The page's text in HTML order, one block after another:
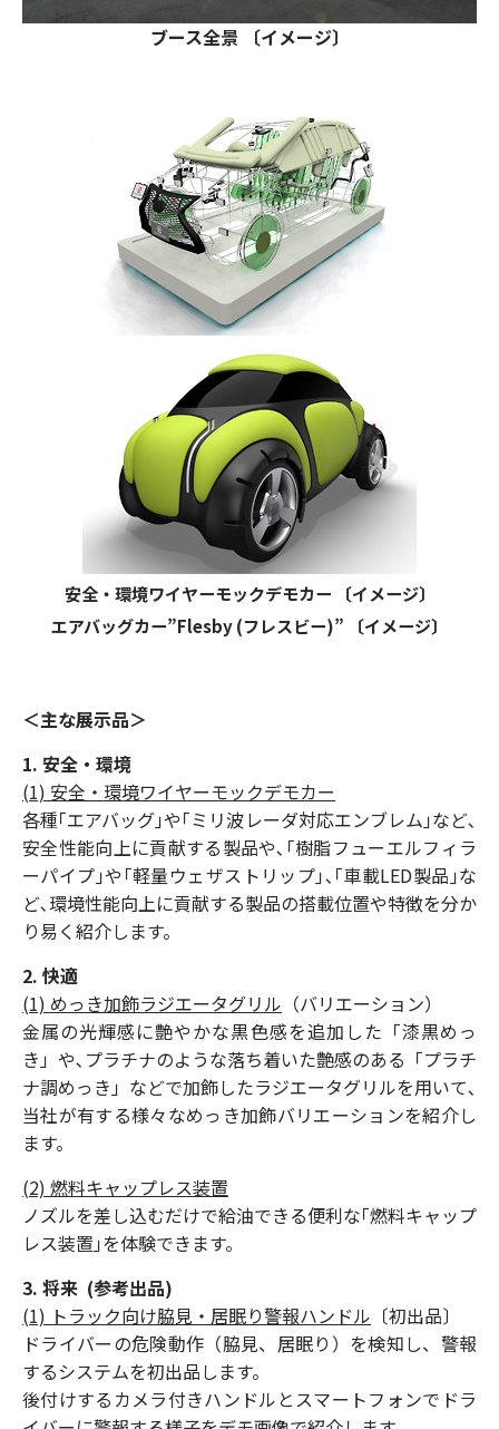
ブース全景 〔イメージ〕
安全・環境ワイヤーモックデモカー 〔イメージ〕
エアバッグカー”Flesby (フレスビー)” 〔イメージ〕
＜主な展示品＞
1. 安全・環境
(1) 安全・環境ワイヤーモックデモカー
各種｢エアバッグ｣や｢ミリ波レーダ対応エンブレム｣など､
安全性能向上に貢献する製品や､｢樹脂フューエルフィラ
ーパイプ｣や｢軽量ウェザストリップ｣､｢車載LED製品｣な
ど､環境性能向上に貢献する製品の搭載位置や特徴を分か
り易く紹介します。
2. 快適
(1) めっき加飾ラジエータグリル （バリエーション）
金属の光輝感に艶やかな黒色感を追加した「漆黒めっ
き」や､プラチナのような落ち着いた艶感のある「プラチ
ナ調めっき」などで加飾したラジエータグリルを用いて､
当社が有する様々なめっき加飾バリエーションを紹介し
ます。
(2) 燃料キャップレス装置
ノズルを差し込むだけで給油できる便利な｢燃料キャップ
レス装置｣を体験できます。
3. 将来 (参考出品)
(1) トラック向け脇見・居眠り警報ハンドル 〔初出品〕
ドライバーの危険動作（脇見、居眠り）を検知し、警報
するシステムを初出品します。
後付けするカメラ付きハンドルとスマートフォンでドラ